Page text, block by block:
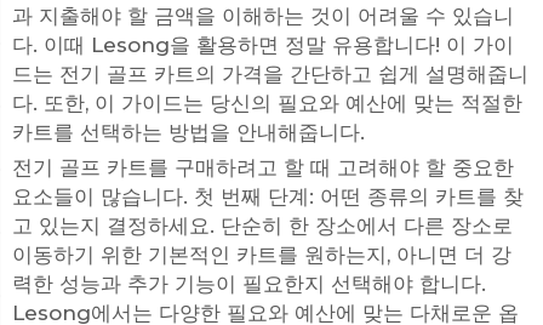
과 지출해야 할 금액을 이해하는 것이 어려울 수 있습니
다. 이때 Lesong을 활용하면 정말 유용합니다! 이 가이
드는 전기 골프 카트의 가격을 간단하고 쉽게 설명해줍니
다. 또한, 이 가이드는 당신의 필요와 예산에 맞는 적절한
카트를 선택하는 방법을 안내해줍니다.
전기 골프 카트를 구매하려고 할 때 고려해야 할 중요한
요소들이 많습니다. 첫 번째 단계: 어떤 종류의 카트를 찾
고 있는지 결정하세요. 단순히 한 장소에서 다른 장소로
이동하기 위한 기본적인 카트를 원하는지, 아니면 더 강
력한 성능과 추가 기능이 필요한지 선택해야 합니다.
Lesong에서는 다양한 필요와 예산에 맞는 다채로운 옵